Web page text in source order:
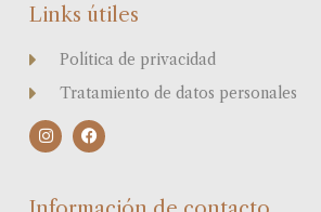
Links útiles
Política de privacidad
Tratamiento de datos personales
I
n
s
F
a
c